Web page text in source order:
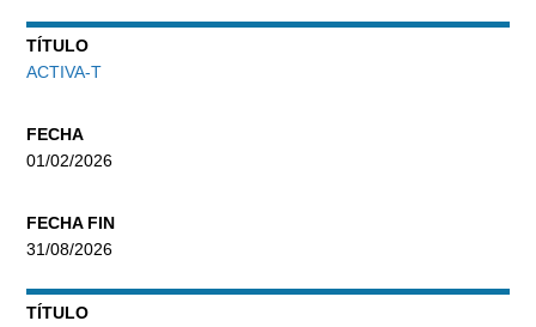
TÍTULO
ACTIVA-T
FECHA
01/02/2026
FECHA FIN
31/08/2026
TÍTULO